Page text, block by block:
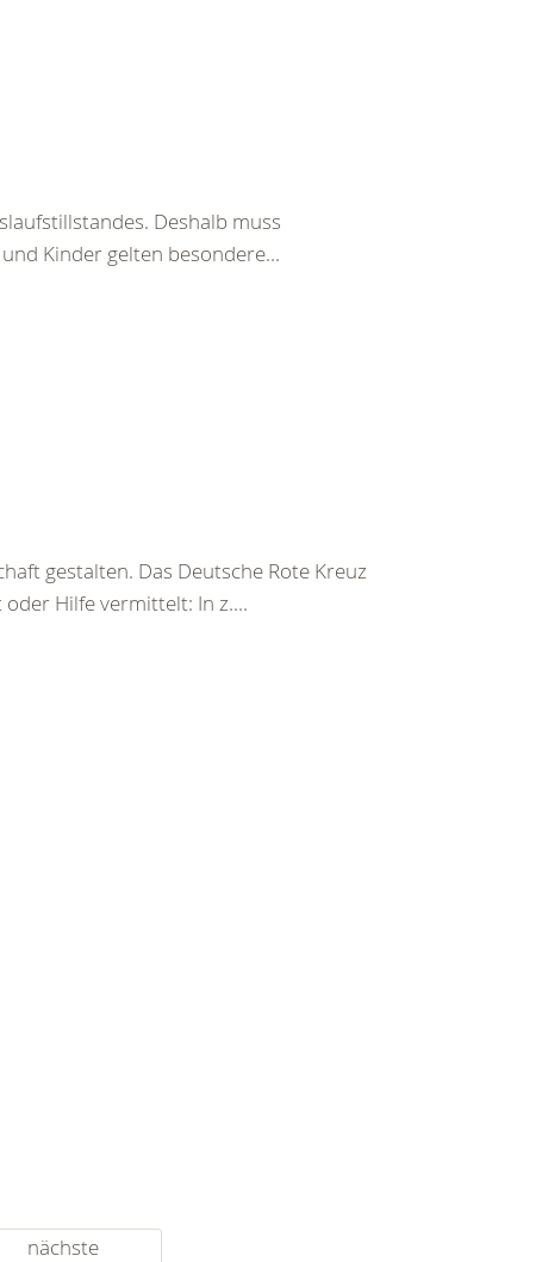
Deshalb muss
Kinder gelten besondere...
gestalten. Das Deutsche Rote Kreuz
Hilfe vermittelt: In z....
nächste